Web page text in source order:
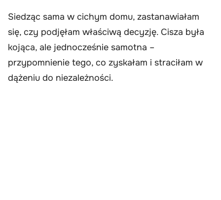
Siedząc sama w cichym domu, zastanawiałam
się, czy podjęłam właściwą decyzję. Cisza była
kojąca, ale jednocześnie samotna –
przypomnienie tego, co zyskałam i straciłam w
dążeniu do niezależności.